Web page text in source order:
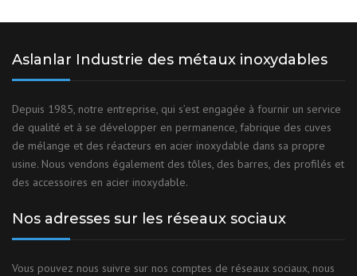
Aslanlar Industrie des métaux inoxydables
Depuis 1985, notre entreprise, qui s’est engagée à fournir un service
de qualité et à se développer en permanence, fabrique des cuves
de mélange et des réacteurs en acier inoxydable dans sa propre
usine. Nous vendons également des tôles, des barres, des profilés et
des accessoires en acier inoxydable.
Nos adresses sur les réseaux sociaux
Vous pouvez nous suivre sur nos comptes de réseaux sociaux, nous